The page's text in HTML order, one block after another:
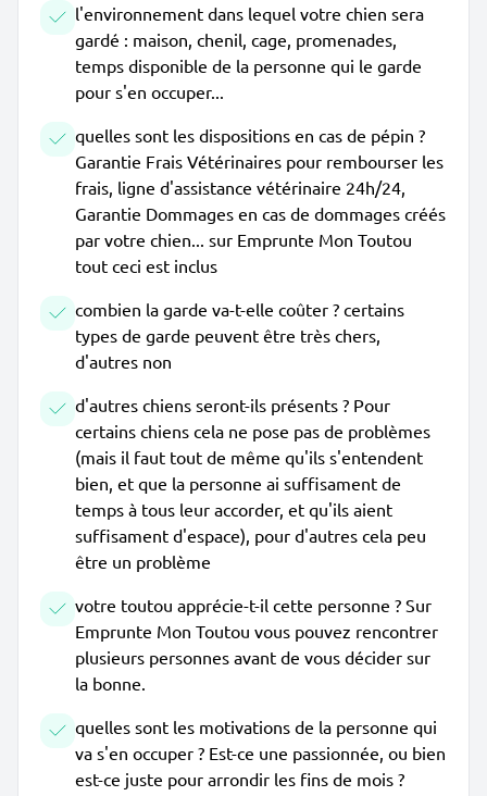
l'environnement dans lequel votre chien sera
gardé : maison, chenil, cage, promenades,
temps disponible de la personne qui le garde
pour s'en occuper...
quelles sont les dispositions en cas de pépin ?
Garantie Frais Vétérinaires pour rembourser les
frais, ligne d'assistance vétérinaire 24h/24,
Garantie Dommages en cas de dommages créés
par votre chien... sur Emprunte Mon Toutou
tout ceci est inclus
combien la garde va-t-elle coûter ? certains
types de garde peuvent être très chers,
d'autres non
d'autres chiens seront-ils présents ? Pour
certains chiens cela ne pose pas de problèmes
(mais il faut tout de même qu'ils s'entendent
bien, et que la personne ai suffisament de
temps à tous leur accorder, et qu'ils aient
suffisament d'espace), pour d'autres cela peu
être un problème
votre toutou apprécie-t-il cette personne ? Sur
Emprunte Mon Toutou vous pouvez rencontrer
plusieurs personnes avant de vous décider sur
la bonne.
quelles sont les motivations de la personne qui
va s'en occuper ? Est-ce une passionnée, ou bien
est-ce juste pour arrondir les fins de mois ?